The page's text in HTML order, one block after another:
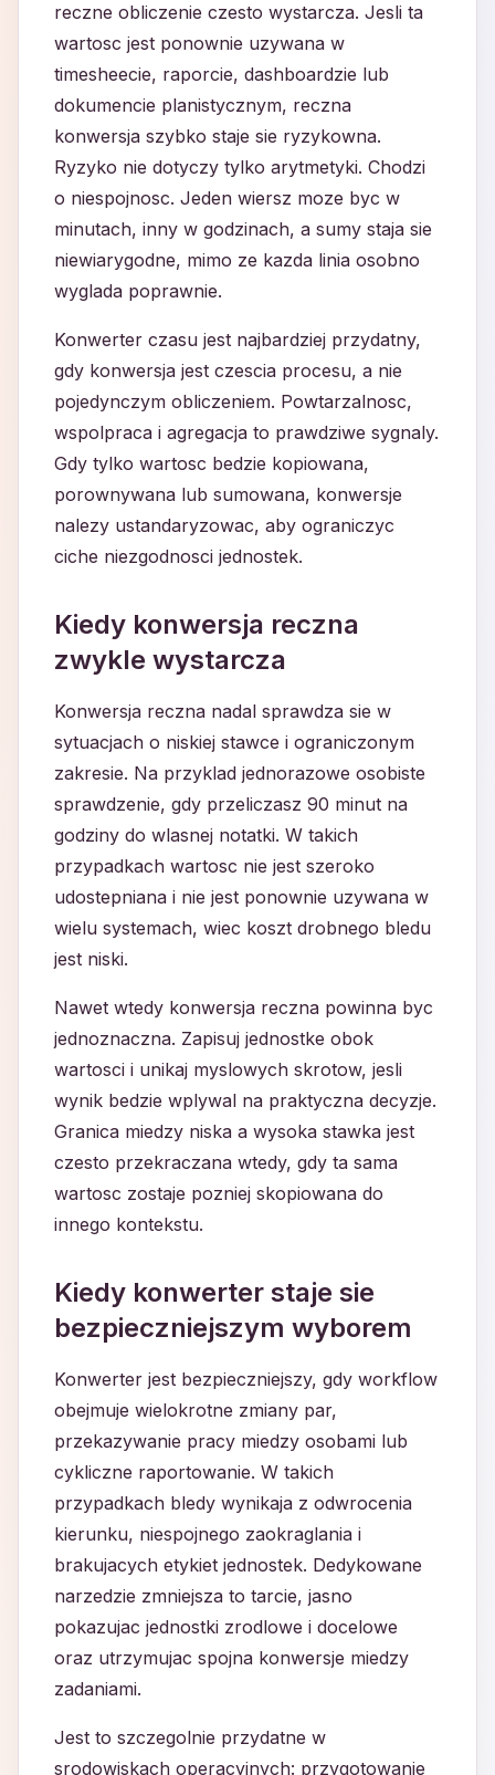
reczne obliczenie czesto wystarcza. Jesli ta
wartosc jest ponownie uzywana w
timesheecie, raporcie, dashboardzie lub
dokumencie planistycznym, reczna
konwersja szybko staje sie ryzykowna.
Ryzyko nie dotyczy tylko arytmetyki. Chodzi
o niespojnosc. Jeden wiersz moze byc w
minutach, inny w godzinach, a sumy staja sie
niewiarygodne, mimo ze kazda linia osobno
wyglada poprawnie.
Konwerter czasu jest najbardziej przydatny,
gdy konwersja jest czescia procesu, a nie
pojedynczym obliczeniem. Powtarzalnosc,
wspolpraca i agregacja to prawdziwe sygnaly.
Gdy tylko wartosc bedzie kopiowana,
porownywana lub sumowana, konwersje
nalezy ustandaryzowac, aby ograniczyc
ciche niezgodnosci jednostek.
Kiedy konwersja reczna
zwykle wystarcza
Konwersja reczna nadal sprawdza sie w
sytuacjach o niskiej stawce i ograniczonym
zakresie. Na przyklad jednorazowe osobiste
sprawdzenie, gdy przeliczasz 90 minut na
godziny do wlasnej notatki. W takich
przypadkach wartosc nie jest szeroko
udostepniana i nie jest ponownie uzywana w
wielu systemach, wiec koszt drobnego bledu
jest niski.
Nawet wtedy konwersja reczna powinna byc
jednoznaczna. Zapisuj jednostke obok
wartosci i unikaj myslowych skrotow, jesli
wynik bedzie wplywal na praktyczna decyzje.
Granica miedzy niska a wysoka stawka jest
czesto przekraczana wtedy, gdy ta sama
wartosc zostaje pozniej skopiowana do
innego kontekstu.
Kiedy konwerter staje sie
bezpieczniejszym wyborem
Konwerter jest bezpieczniejszy, gdy workflow
obejmuje wielokrotne zmiany par,
przekazywanie pracy miedzy osobami lub
cykliczne raportowanie. W takich
przypadkach bledy wynikaja z odwrocenia
kierunku, niespojnego zaokraglania i
brakujacych etykiet jednostek. Dedykowane
narzedzie zmniejsza to tarcie, jasno
pokazujac jednostki zrodlowe i docelowe
oraz utrzymujac spojna konwersje miedzy
zadaniami.
Jest to szczegolnie przydatne w
srodowiskach operacyjnych: przygotowanie